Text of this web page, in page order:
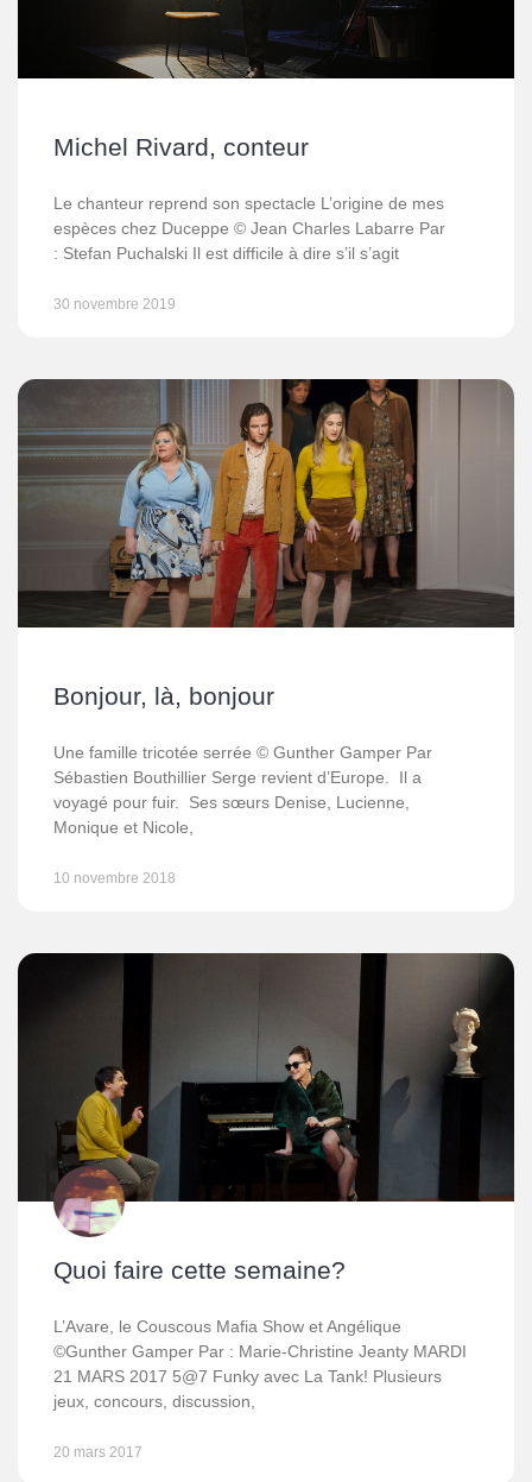
Michel Rivard, conteur
Le chanteur reprend son spectacle L’origine de mes
espèces chez Duceppe © Jean Charles Labarre Par
: Stefan Puchalski Il est difficile à dire s’il s’agit
30 novembre 2019
Bonjour, là, bonjour
Une famille tricotée serrée © Gunther Gamper Par
Sébastien Bouthillier Serge revient d’Europe. Il a
voyagé pour fuir. Ses sœurs Denise, Lucienne,
Monique et Nicole,
10 novembre 2018
Quoi faire cette semaine?
L’Avare, le Couscous Mafia Show et Angélique
©Gunther Gamper Par : Marie-Christine Jeanty MARDI
21 MARS 2017 5@7 Funky avec La Tank! Plusieurs
jeux, concours, discussion,
20 mars 2017